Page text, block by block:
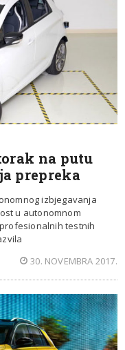
na putu
prepreka
izbjegavanja
u autonomnom
testnih
30. NOVEMBRA 2017.